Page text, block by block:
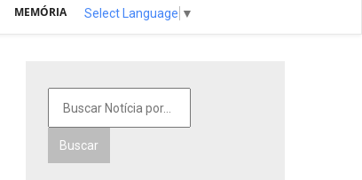
MEMÓRIA Select Language ▼
Buscar